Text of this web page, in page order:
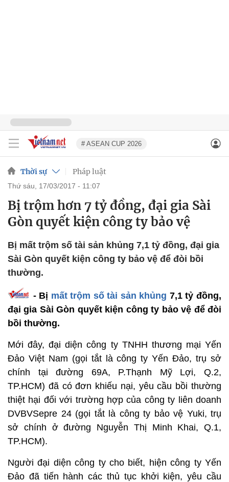
# ASEAN CUP 2026
Thời sự Pháp luật
thứ sáu, 17/03/2017 - 11:07
Bị trộm hơn 7 tỷ đồng, đại gia Sài
Gòn quyết kiện công ty bảo vệ
Bị mất trộm số tài sản khủng 7,1 tỷ đồng, đại gia
Sài Gòn quyết kiện công ty bảo vệ để đòi bồi
thường.
- Bị mất trộm số tài sản khủng 7,1 tỷ đồng,
đại gia Sài Gòn quyết kiện công ty bảo vệ để đòi
bồi thường.
Mới đây, đại diện công ty TNHH thương mại Yến
Đảo Việt Nam (gọi tắt là công ty Yến Đảo, trụ sở
chính tại đường 69A, P.Thạnh Mỹ Lợi, Q.2,
TP.HCM) đã có đơn khiếu nại, yêu cầu bồi thường
thiệt hại đối với trường hợp của công ty liên doanh
DVBVSepre 24 (gọi tắt là công ty bảo vệ Yuki, trụ
sở chính ở đường Nguyễn Thị Minh Khai, Q.1,
TP.HCM).
Người đại diện công ty cho biết, hiện công ty Yến
Đảo đã tiến hành các thủ tục khởi kiện, yêu cầu